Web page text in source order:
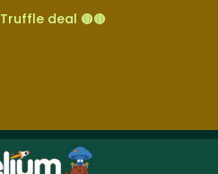
Truffle deal 🟤🟤